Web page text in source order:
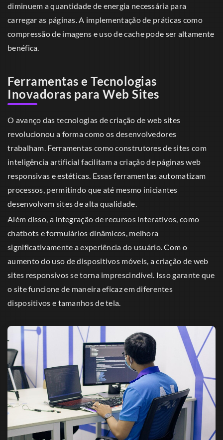
diminuem a quantidade de energia necessária para
carregar as páginas. A implementação de práticas como
compressão de imagens e uso de cache pode ser altamente
benéfica.
Ferramentas e Tecnologias
Inovadoras para Web Sites
O avanço das tecnologias de criação de web sites
revolucionou a forma como os desenvolvedores
trabalham. Ferramentas como construtores de sites com
inteligência artificial facilitam a criação de páginas web
responsivas e estéticas. Essas ferramentas automatizam
processos, permitindo que até mesmo iniciantes
desenvolvam sites de alta qualidade.
Além disso, a integração de recursos interativos, como
chatbots e formulários dinâmicos, melhora
significativamente a experiência do usuário. Com o
aumento do uso de dispositivos móveis, a criação de web
sites responsivos se torna imprescindível. Isso garante que
o site funcione de maneira eficaz em diferentes
dispositivos e tamanhos de tela.